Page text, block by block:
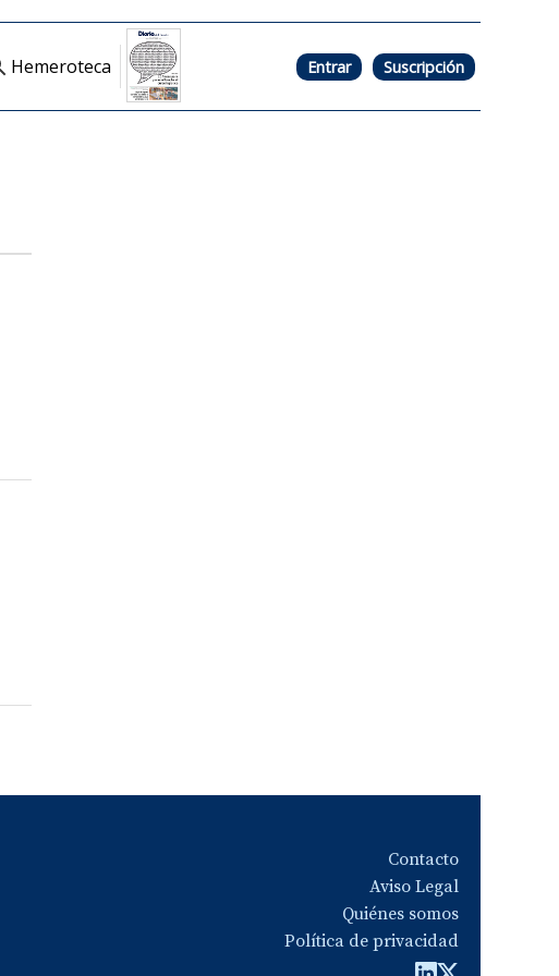
Hemeroteca Entrar Suscripción
Contacto
Aviso Legal
Quiénes somos
Política de privacidad